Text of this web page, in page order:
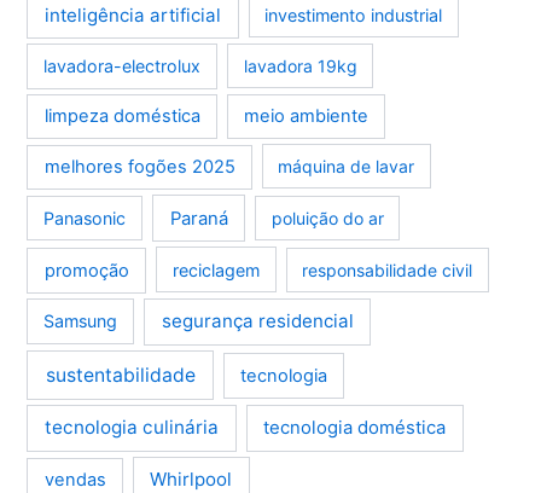
inteligência artificial investimento industrial
lavadora-electrolux lavadora 19kg
limpeza doméstica meio ambiente
melhores fogões 2025 máquina de lavar
Panasonic Paraná poluição do ar
promoção reciclagem responsabilidade civil
Samsung segurança residencial
sustentabilidade tecnologia
tecnologia culinária tecnologia doméstica
vendas Whirlpool